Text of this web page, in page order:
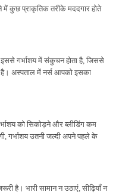
में कुछ प्राकृतिक तरीके मददगार होते
गर्भाशय में संकुचन होता है, जिससे
है। अस्पताल में नर्स आपको इसका
को सिकोड़ने और ब्लीडिंग कम
गर्भाशय उतनी जल्दी अपने पहले के
है। भारी सामान न उठाएं, सीढ़ियाँ न